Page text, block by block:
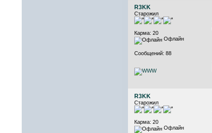
R3KK
Старожил
Карма: 20
Офлайн
Сообщений: 88
R3KK
Старожил
Карма: 20
Офлайн